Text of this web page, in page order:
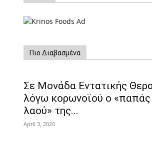
Πιο Διαβασμένα
Σε Μονάδα Εντατικής
λόγω κορωνοϊού ο «παπάς
λαού» της...
April 3, 2020